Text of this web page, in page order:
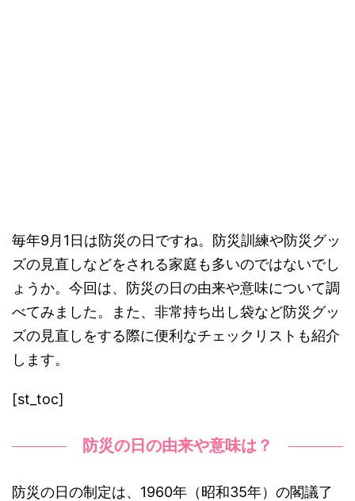
毎年9月1日は防災の日ですね。防災訓練や防災グッ
ズの見直しなどをされる家庭も多いのではないでし
ょうか。今回は、防災の日の由来や意味について調
べてみました。また、非常持ち出し袋など防災グッ
ズの見直しをする際に便利なチェックリストも紹介
します。
[st_toc]
防災の日の由来や意味は？
防災の日の制定は、 1960年（昭和35年）の閣議了